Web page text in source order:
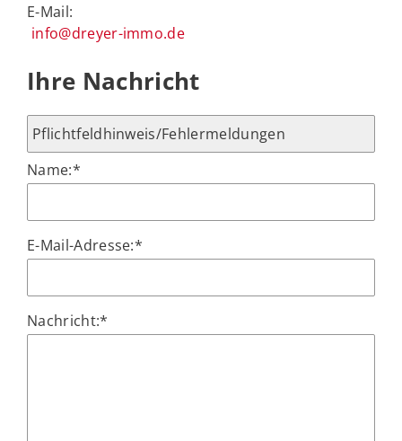
E-Mail:
info@dreyer-immo.de
Ihre Nachricht
Name:*
E-Mail-Adresse:*
Nachricht:*